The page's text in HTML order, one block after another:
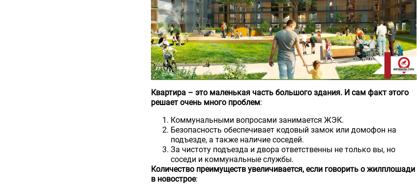
Квартира – это маленькая часть большого здания. И сам факт этого
решает очень много проблем:
Коммунальными вопросами занимается ЖЭК.
Безопасность обеспечивает кодовый замок или домофон на
подъезде, а также наличие соседей.
За чистоту подъезда и двора ответственны не только вы, но
соседи и коммунальные службы.
Количество преимуществ увеличивается, если говорить о жилплошади
в новострое: